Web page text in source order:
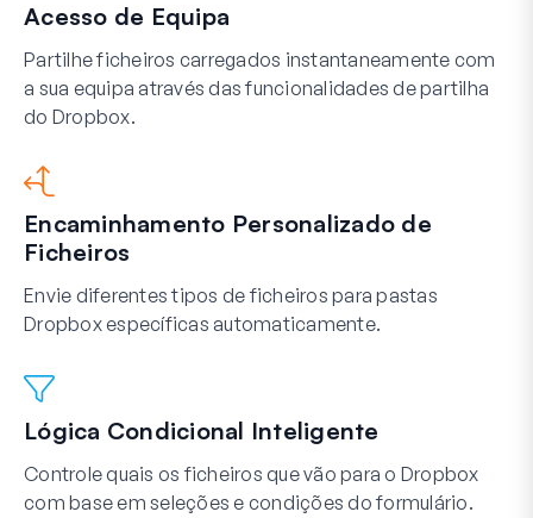
Acesso de Equipa
Partilhe ficheiros carregados instantaneamente com
a sua equipa através das funcionalidades de partilha
do Dropbox.
Encaminhamento Personalizado de
Ficheiros
Envie diferentes tipos de ficheiros para pastas
Dropbox específicas automaticamente.
Lógica Condicional Inteligente
Controle quais os ficheiros que vão para o Dropbox
com base em seleções e condições do formulário.